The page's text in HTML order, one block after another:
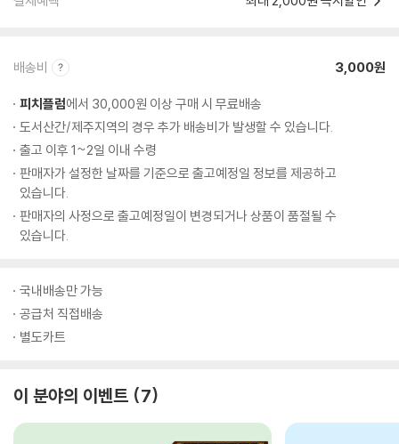
배송비 3,000원
피치플럼에서 30,000원 이상 구매 시 무료배송
도서산간/제주지역의 경우 추가 배송비가 발생할 수 있습니다.
출고 이후 1~2일 이내 수령
판매자가 설정한 날짜를 기준으로 출고예정일 정보를 제공하고
있습니다.
판매자의 사정으로 출고예정일이 변경되거나 상품이 품절될 수
있습니다.
국내배송만 가능
공급처 직접배송
별도카트
이 분야의 이벤트 7